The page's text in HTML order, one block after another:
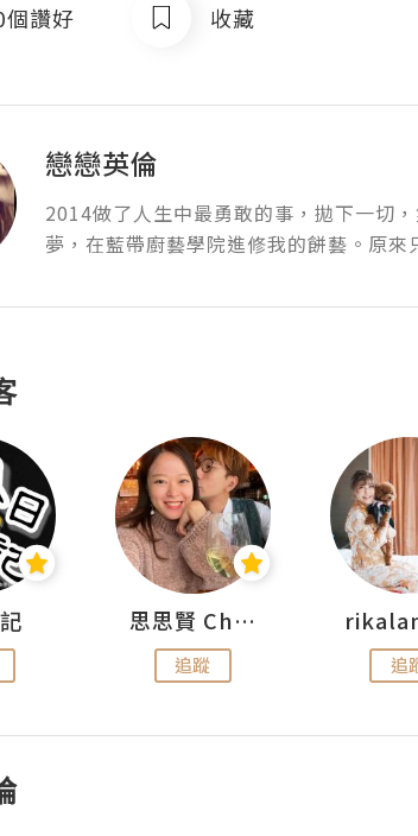
個讚好 收藏
戀戀英倫
2014做了人生中最勇敢的事，拋下一切
夢，在藍帶廚藝學院進修我的餅藝。原
思思賢 ChillMyBabe
追蹤 追